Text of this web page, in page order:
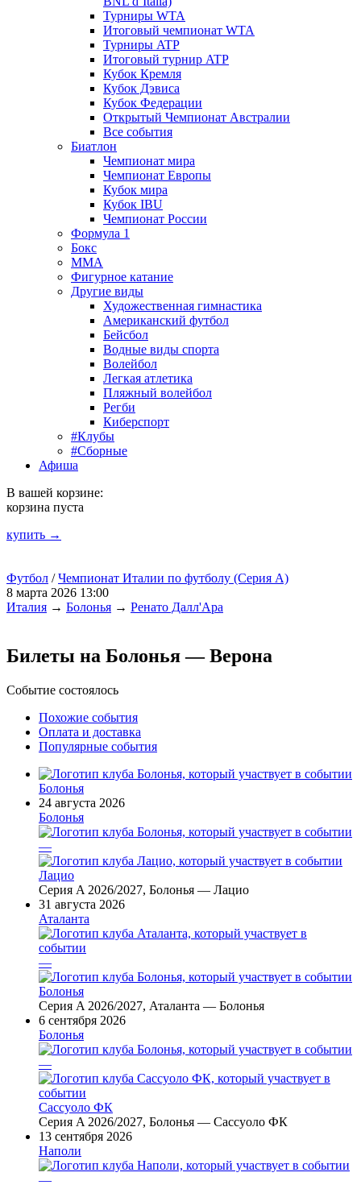
Турниры WTA
Итоговый чемпионат WTA
Турниры ATP
Итоговый турнир ATP
Кубок Кремля
Кубок Дэвиса
Кубок Федерации
Открытый Чемпионат Австралии
Все события
Биатлон
Чемпионат мира
Чемпионат Европы
Кубок мира
Кубок IBU
Чемпионат России
Формула 1
Бокс
MMA
Фигурное катание
Другие виды
Художественная гимнастика
Американский футбол
Бейсбол
Водные виды спорта
Волейбол
Легкая атлетика
Пляжный волейбол
Регби
Киберспорт
#Клубы
#Сборные
Афиша
В вашей корзине:
корзина пуста
купить →
Футбол /Чемпионат Италии по футболу (Серия А)
8 марта 2026 13:00
Италия → Болонья → Ренато Далл'Ара
Билеты на Болонья — Верона
Событие состоялось
Похожие события
Оплата и доставка
Популярные события
Болонья
24 августа 2026
Болонья
—
Лацио
Серия A 2026/2027, Болонья — Лацио
31 августа 2026
Аталанта
—
Болонья
Серия A 2026/2027, Аталанта — Болонья
6 сентября 2026
Болонья
—
Сассуоло ФК
Серия A 2026/2027, Болонья — Сассуоло ФК
13 сентября 2026
Наполи
—